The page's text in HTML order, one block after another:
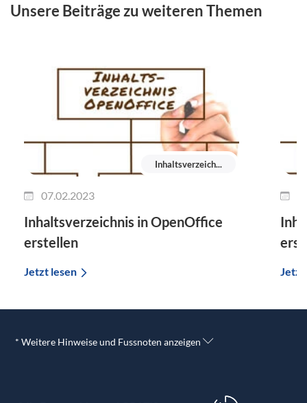
Unsere Beiträge zu weiteren Themen
Inhaltsverzeich...
07.02.2023
Inhaltsverzeichnis in OpenOffice
erstellen
Jetzt lesen
* Weitere Hinweise und Fussnoten anzeigen